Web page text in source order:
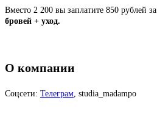
Вместо 2 200 вы заплатите 850 рублей за
бровей + уход.
О компании
Соцсети: Телеграм , studia_madampo